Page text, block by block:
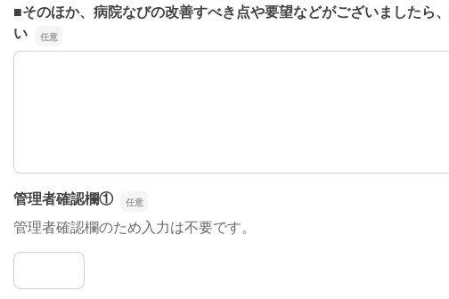
■そのほか、病院なびの改善すべき点や要望などがございましたら
い
■そのほか、病院なびの改善すべき点や要望などがございましたら
管理者確認欄①
管理者確認欄のため入力は不要です。
管理者確認欄①